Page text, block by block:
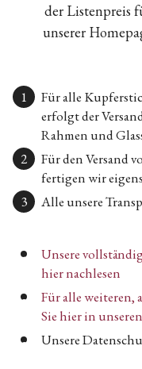
der Listenpreis
unserer
Für alle
erfolgt der
Rahmen und
Für den Versand
fertigen wir
Alle unsere
Unsere
hier nachlesen
Für alle
Sie hier in
Unsere